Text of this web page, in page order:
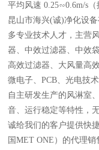
平均风速 0.25∽0.6m/s
昆山市海兴(诚)净化设
多专业技术人才，主营
器、中效过滤器、中效
高效过滤器、大风量高
微电子、PCB、光电技
自主研发生产的风淋室
音、运行稳定等特性，
诚给我们的客户提供快
国MET ONE）的代理